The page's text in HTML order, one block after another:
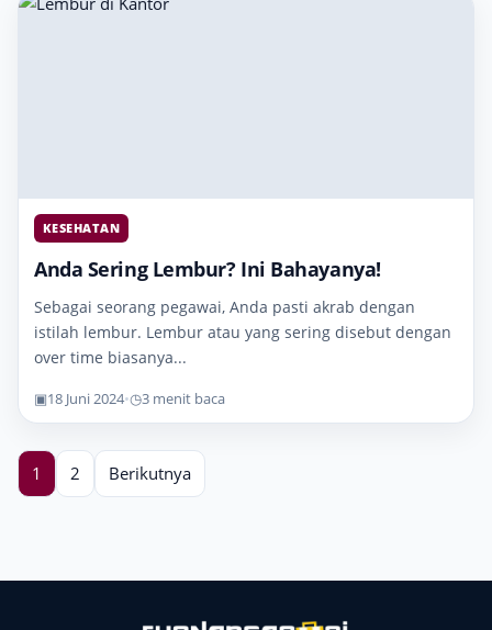
KESEHATAN
Anda Sering Lembur? Ini Bahayanya!
Sebagai seorang pegawai, Anda pasti akrab dengan
istilah lembur. Lembur atau yang sering disebut dengan
over time biasanya...
▣18 Juni 2024•◷3 menit baca
1 2 Berikutnya